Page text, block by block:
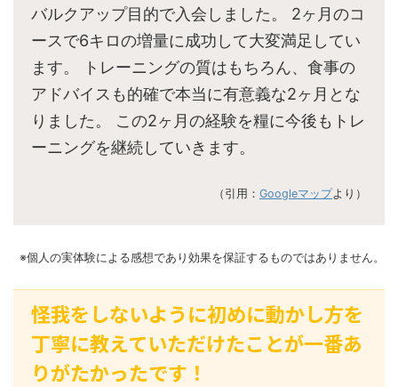
バルクアップ目的で入会しました。 2ヶ月のコ
ースで6キロの増量に成功して大変満足してい
ます。 トレーニングの質はもちろん、食事の
アドバイスも的確で本当に有意義な2ヶ月とな
りました。 この2ヶ月の経験を糧に今後もトレ
ーニングを継続していきます。
（引用： Googleマップより）
※個人の実体験による感想であり効果を保証するものではありません。
怪我をしないように初めに動かし方を
丁寧に教えていただけたことが一番あ
りがたかったです！